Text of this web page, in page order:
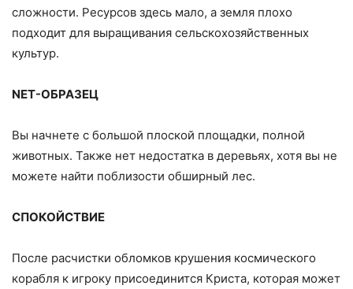
сложности. Ресурсов здесь мало, а земля плохо
подходит для выращивания сельскохозяйственных
культур.
NET-ОБРАЗЕЦ
Вы начнете с большой плоской площадки, полной
животных. Также нет недостатка в деревьях, хотя вы не
можете найти поблизости обширный лес.
СПОКОЙСТВИЕ
После расчистки обломков крушения космического
корабля к игроку присоединится Криста, которая может